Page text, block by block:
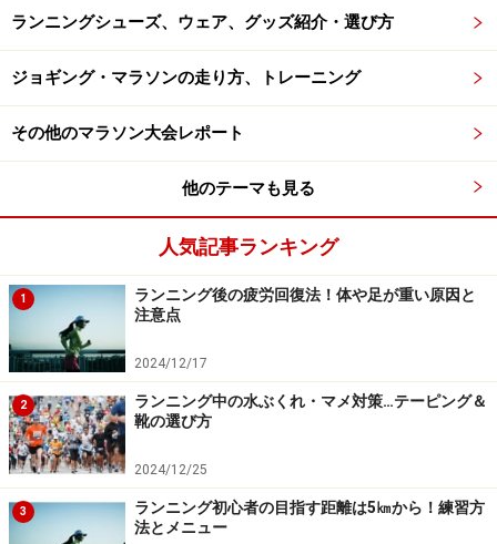
りこの選手にしても、なんらかの原因があったと考えら
れます。
最も考えられるのは、靴紐の調節かフォームです。テレ
ビなどで見ていると思いますが、山下りは急カーブの連
続です。そのコーナーをスピードを上げて走り抜けると
横に重力がかかります。靴の中で足が横滑りするわけで
す。山下りには横滑りしないように靴紐の締め具合を調
節することと、抵抗のないようなフォーム、なるべく直
線に近いコース取りが必要です。
「走れすぎ」でマメができてしまった
筆者も何回かマメを作ったことがありますが最も印象に
残っているのは、大田原マラソンでのことです。過去最
速のペースぐらいで走っていたのですが、15kmぐらいか
ら親指に痛みを感じだし、30km手前では皮が破れてシュ
ランニングシューズ、ウェア、グッズ紹介・選び方
ジョギング・マラソンの走り方、トレーニング
その他のマラソン大会レポート
他のテーマも見る
人気記事ランキング
1
ランニング後の疲労回復法！体や足が重い原因と
注意点
2024/12/17
2
ランニング中の水ぶくれ・マメ対策…テーピング＆
靴の選び方
2024/12/25
3
ランニング初心者の目指す距離は5㎞から！練習方
法とメニュー